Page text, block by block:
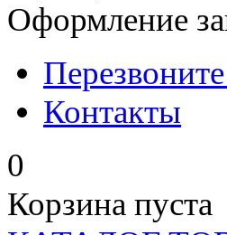
Оформление
Контакты
0
Корзина пуста